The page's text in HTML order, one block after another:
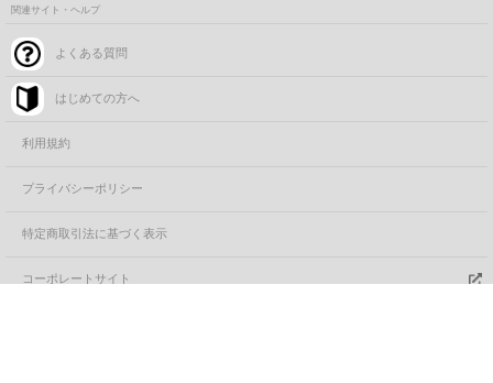
関連サイト・ヘルプ
よくある質問
はじめての方へ
利用規約
プライバシーポリシー
特定商取引法に基づく表示
コーポレートサイト